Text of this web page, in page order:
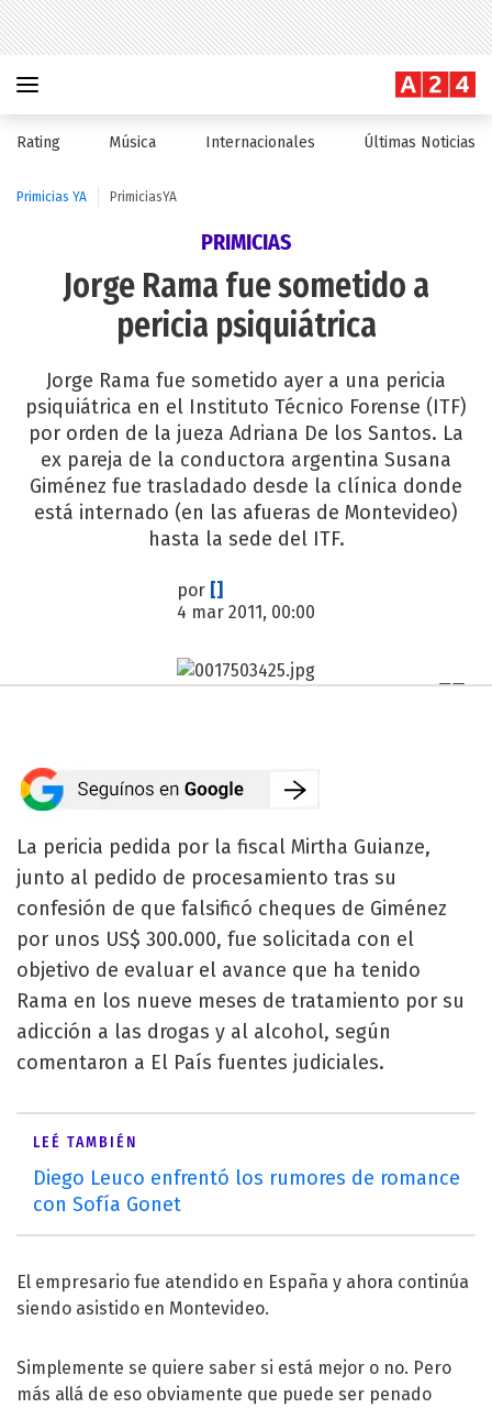
Rating Música Internacionales Últimas Noticias
Primicias YA PrimiciasYA
PRIMICIAS
Jorge Rama fue sometido a
pericia psiquiátrica
Jorge Rama fue sometido ayer a una pericia
psiquiátrica en el Instituto Técnico Forense (ITF)
por orden de la jueza Adriana De los Santos. La
ex pareja de la conductora argentina Susana
Giménez fue trasladado desde la clínica donde
está internado (en las afueras de Montevideo)
hasta la sede del ITF.
por []
4 mar 2011, 00:00
La pericia pedida por la fiscal Mirtha Guianze,
junto al pedido de procesamiento tras su
confesión de que falsificó cheques de Giménez
por unos US$ 300.000, fue solicitada con el
objetivo de evaluar el avance que ha tenido
Rama en los nueve meses de tratamiento por su
adicción a las drogas y al alcohol, según
comentaron a El País fuentes judiciales.
LEÉ TAMBIÉN
Diego Leuco enfrentó los rumores de romance
con Sofía Gonet
El empresario fue atendido en España y ahora continúa
siendo asistido en Montevideo.
Simplemente se quiere saber si está mejor o no. Pero
más allá de eso obviamente que puede ser penado